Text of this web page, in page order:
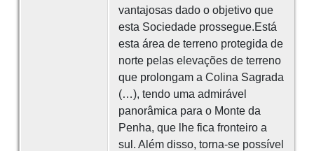
vantajosas dado o objetivo que
esta Sociedade prossegue.Está
esta área de terreno protegida de
norte pelas elevações de terreno
que prolongam a Colina Sagrada
(…), tendo uma admirável
panorâmica para o Monte da
Penha, que lhe fica fronteiro a
sul. Além disso, torna-se possível